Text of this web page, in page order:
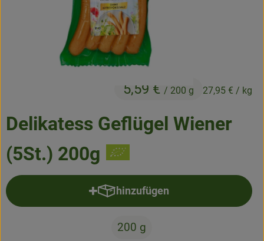
Angebote & Neues
Naturwaren
Getränke
Jobkiste
Über Grünland
Delikatess Geflügel Wiener
(5St.) 200g
5,59 € / 200 g 27,95 € / kg
hinzufügen
Produkt zum Warenkorb
200 g